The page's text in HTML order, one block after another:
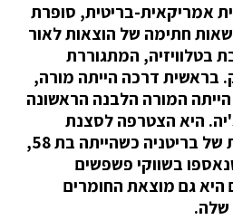
אמריקאית-בריטית, סופרת
חתימה של הוצאות לאור
בטלוויזיה, המתגוררת
בראשית דרכה הייתה מורה,
בסוף שנות ה-60, הייתה המורה הלבנה הראשונה
היא הצטרפה לסצנת
האמנות האאוטסיידרית של בריטניה כשהייתה בת 58,
בשווקי פשפשים
היא גם מוצאת החומרים
שלה.